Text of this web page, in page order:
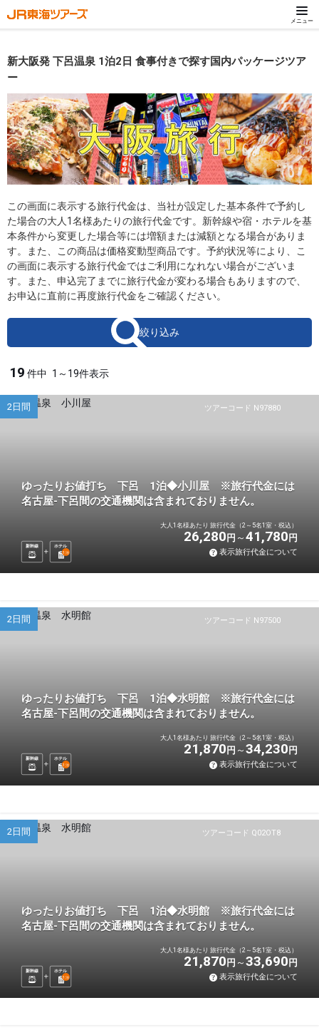
メニュー
新大阪発 下呂温泉 1泊2日 食事付きで探す国内パッケージツア
ー
この画面に表示する旅行代金は、当社が設定した基本条件で予約し
た場合の大人1名様あたりの旅行代金です。新幹線や宿・ホテルを基
本条件から変更した場合等には増額または減額となる場合がありま
す。また、この商品は価格変動型商品です。予約状況等により、こ
の画面に表示する旅行代金ではご利用になれない場合がございま
す。また、申込完了までに旅行代金が変わる場合もありますので、
お申込に直前に再度旅行代金をご確認ください。
絞り込み
19 件中 1～19件表示
ツアーコード N97880
2日間
ゆったりお値打ち 下呂 1泊◆小川屋 ※旅行代金には
名古屋-下呂間の交通機関は含まれておりません。
新幹線
ホテル
1 泊
大人1名様あたり 旅行代金（2～5名1室・税込）
26,280 円 41,780 円
表示旅行代金について
ツアーコード N97500
2日間
ゆったりお値打ち 下呂 1泊◆水明館 ※旅行代金には
名古屋-下呂間の交通機関は含まれておりません。
新幹線
ホテル
1 泊
大人1名様あたり 旅行代金（2～5名1室・税込）
21,870 円 34,230 円
表示旅行代金について
ツアーコード Q02OT8
2日間
ゆったりお値打ち 下呂 1泊◆水明館 ※旅行代金には
名古屋-下呂間の交通機関は含まれておりません。
新幹線
ホテル
1 泊
大人1名様あたり 旅行代金（2～5名1室・税込）
21,870 円 33,690 円
表示旅行代金について